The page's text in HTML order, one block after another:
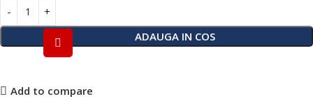
ADAUGA IN COS
Add to compare